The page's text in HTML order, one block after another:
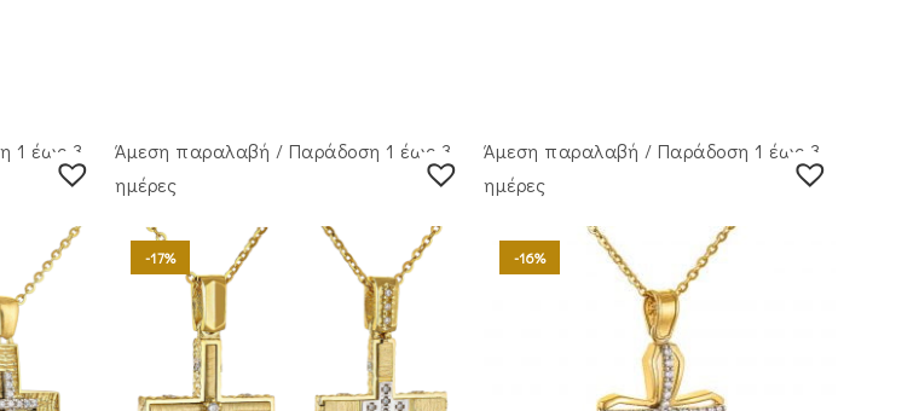
1 έως 3
Άμεση παραλαβή / Παράδoση 1 έως 3
ημέρες
-17%
Άμεση παραλαβή / Παράδoση 1 έως 3
ημέρες
-16%